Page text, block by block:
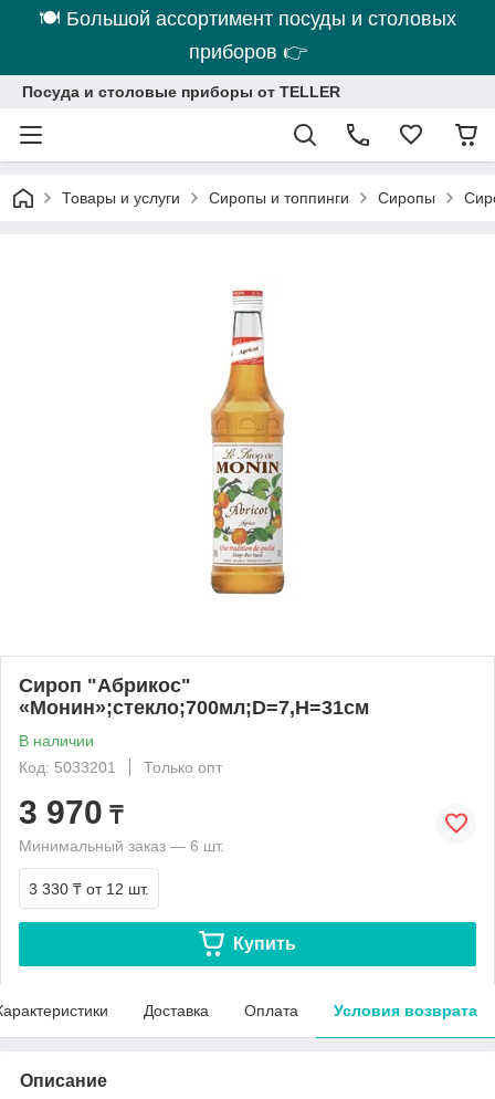
🍽 Большой ассортимент посуды и столовых
приборов 👉
Посуда и столовые приборы от TELLER
Товары и услуги Сиропы и топпинги Сиропы
Сироп "Абрикос"
«Монин»;стекло;700мл;D=7,H=31см
В наличии
Код: 5033201
Только опт
3 970 ₸
Минимальный заказ — 6 шт.
3 330 ₸ от 12 шт.
Купить
Доставка Оплата Условия возврата
Описание